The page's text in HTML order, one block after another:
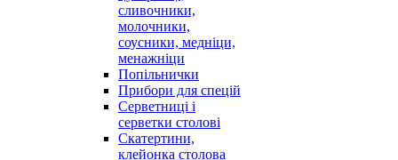
сливочники,
молочники,
соусники, медніци,
менажніци
Попільнички
Прибори для спецій
Серветниці і
серветки столові
Скатертини,
клейонка столова